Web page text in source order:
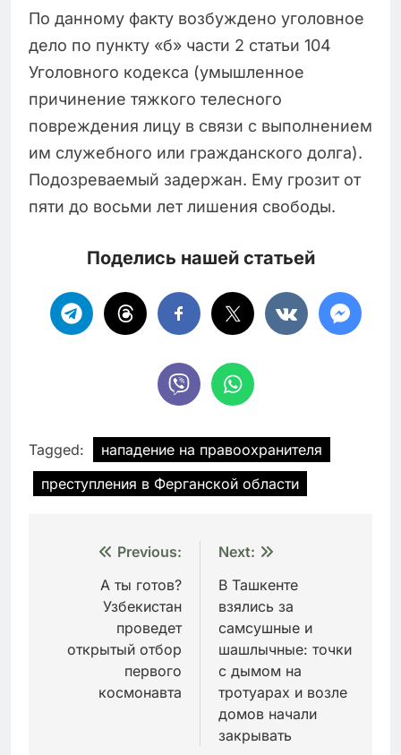
По данному факту возбуждено уголовное
дело по пункту «б» части 2 статьи 104
Уголовного кодекса (умышленное
причинение тяжкого телесного
повреждения лицу в связи с выполнением
им служебного или гражданского долга).
Подозреваемый задержан. Ему грозит от
пяти до восьми лет лишения свободы.
Поделись нашей статьей
Tagged:
нападение на правоохранителя
преступления в Ферганской области
Навигация
записям
Previous:
А ты готов?
Узбекистан
проведет
открытый отбор
первого
космонавта
Next:
В Ташкенте
взялись за
самсушные и
шашлычные: точки
с дымом на
тротуарах и возле
домов начали
закрывать